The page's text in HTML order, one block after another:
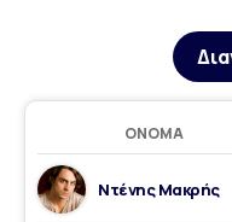
ΌΝΟΜΑ
Ντένης Μακρής